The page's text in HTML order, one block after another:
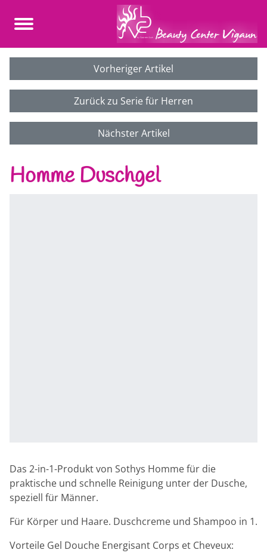
Vorheriger Artikel
Zurück zu Serie für Herren
Nächster Artikel
Homme Duschgel
Das 2-in-1-Produkt von Sothys Homme für die
praktische und schnelle Reinigung unter der Dusche,
speziell für Männer.
Für Körper und Haare. Duschcreme und Shampoo in 1.
Vorteile Gel Douche Energisant Corps et Cheveux: